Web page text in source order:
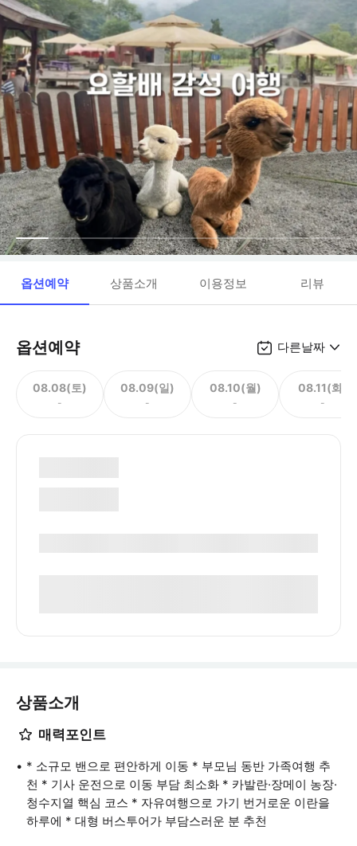
옵션예약 상품소개 이용정보 리뷰
옵션예약 다른날짜
08.08(토)
-
08.09(일)
-
08.10(월)
-
08.11(화)
-
상품소개
매력포인트
* 소규모 밴으로 편안하게 이동 * 부모님 동반 가족여행 추
천 * 기사 운전으로 이동 부담 최소화 * 카발란·장메이 농장·
청수지열 핵심 코스 * 자유여행으로 가기 번거로운 이란을
하루에 * 대형 버스투어가 부담스러운 분 추천